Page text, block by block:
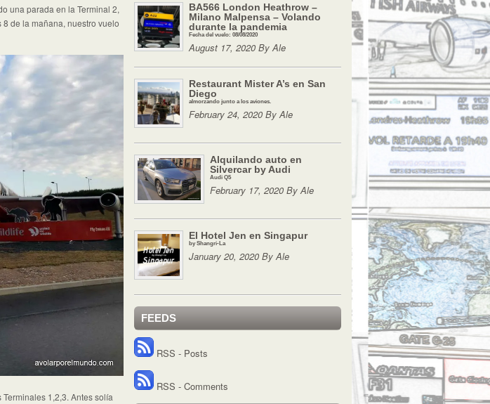
una parada en la Terminal 2,
de la mañana, nuestro vuelo
1,2,3. Antes solía
BA566 London Heathrow –
Milano Malpensa – Volando
durante la pandemia
Fecha del vuelo: 08/08/2020
August 17, 2020 By Ale
Restaurant Mister A’s en San
Diego
almorzando junto a los aviones.
February 24, 2020 By Ale
Alquilando auto en
Silvercar by Audi
Audi Q5
February 17, 2020 By Ale
El Hotel Jen en Singapur
by Shangri-La
January 20, 2020 By Ale
FEEDS
RSS - Posts
RSS - Comments